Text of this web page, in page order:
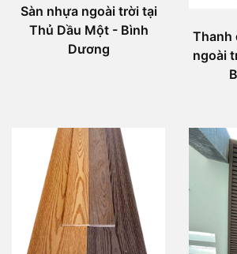
Sàn nhựa ngoài trời tại
Thủ Dầu Một - Bình
Dương
Thanh
ngoài